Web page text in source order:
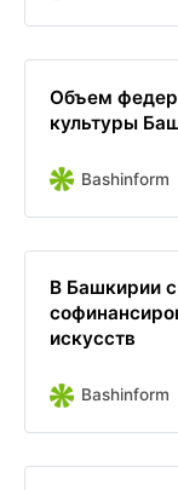
Объем
культуры
Bashinform
В Башкирии
искусств
Bashinform